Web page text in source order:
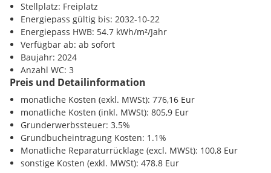
Highlights, die man spürt
* Zeitlose Architektur mit klarer Linie und warmer Seele
* Holzmassivbau
* Kontrollierte Wohnraumlüftung
* Luft-Wasser-Wärmepumpe Chronoterm - flüsterleise mit
* Nachhaltige Technik - effizient, modern, selbstverständlich
* Eigene Stellplätze und Platz für Fahrräder, Kinderwagen
und Sommerträume
* Gärten und Terrassen, die nicht nur außen sind, sondern
Teil des Wohnraums
* Sonnenverwöhnte Südost-Ausrichtung mit Blick in den
Kinder / Schulen
Schule <2000m
Kindergarten <750m
Universität <750m
Höhere Schule <10000m
Nahversorgung
Supermarkt <750m
Bäckerei <3750m
Einkaufszentrum <9750m
Verkehr
Stellplatz: Freiplatz
Energiepass gültig bis: 2032-10-22
Energiepass HWB: 54.7 kWh/m²/Jahr
Verfügbar ab: ab sofort
Baujahr: 2024
Anzahl WC: 3
Preis und Detailinformation
monatliche Kosten (exkl. MWSt): 776,16 Eur
monatliche Kosten (inkl. MWSt): 805,9 Eur
Grunderwerbssteuer: 3.5%
Grundbucheintragung Kosten: 1.1%
Monatliche Reparaturrücklage (excl. MWSt): 100,8 Eur
sonstige Kosten (exkl. MWSt): 478.8 Eur